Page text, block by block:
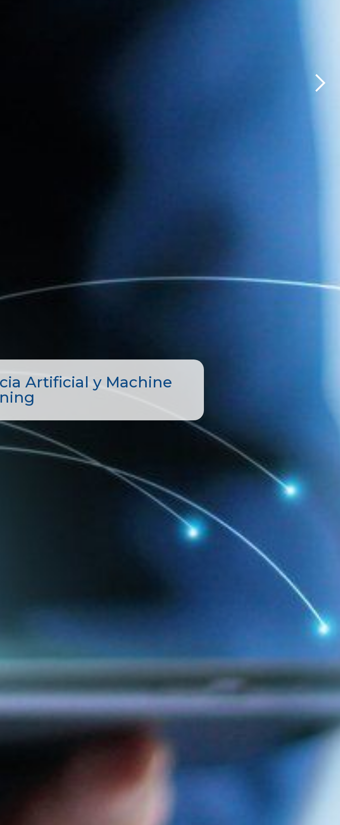
digital como